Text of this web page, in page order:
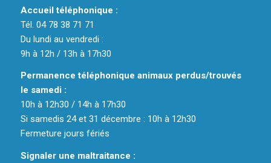
Accueil téléphonique :
Tél. 04 78 38 71 71
Du lundi au vendredi :
9h à 12h / 13h à 17h30
Permanence téléphonique animaux perdus/trouvés
le samedi :
10h à 12h30 / 14h à 17h30
Si samedis 24 et 31 décembre : 10h à 12h30
Fermeture jours fériés
Signaler une maltraitance :